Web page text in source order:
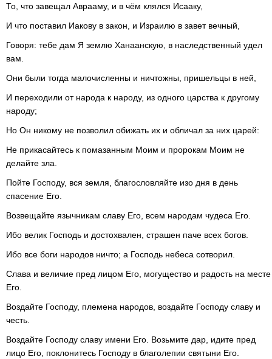
То, что завещал Аврааму, и в чём клялся Исааку,
И что поставил Иакову в закон, и Израилю в завет вечный,
Говоря: тебе дам Я землю Ханаанскую, в наследственный удел
вам.
Они были тогда малочисленны и ничтожны, пришельцы в ней,
И переходили от народа к народу, из одного царства к другому
народу;
Но Он никому не позволил обижать их и обличал за них царей:
Не прикасайтесь к помазанным Моим и пророкам Моим не
делайте зла.
Пойте Господу, вся земля, благословляйте изо дня в день
спасение Его.
Возвещайте язычникам славу Его, всем народам чудеса Его.
Ибо велик Господь и достохвален, страшен паче всех богов.
Ибо все боги народов ничто; а Господь небеса сотворил.
Слава и величие пред лицом Его, могущество и радость на месте
Его.
Воздайте Господу, племена народов, воздайте Господу славу и
честь.
Воздайте Господу славу имени Его. Возьмите дар, идите пред
лицо Его, поклонитесь Господу в благолепии святыни Его.